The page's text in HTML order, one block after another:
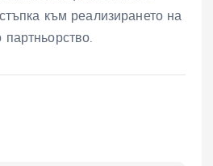
към реализирането на